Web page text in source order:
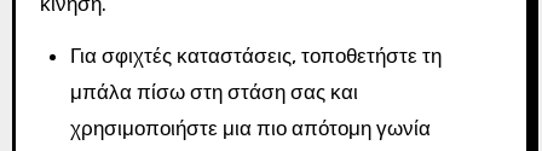
Για σφιχτές καταστάσεις, τοποθετήστε τη
μπάλα πίσω στη στάση σας και
χρησιμοποιήστε μια πιο απότομη γωνία